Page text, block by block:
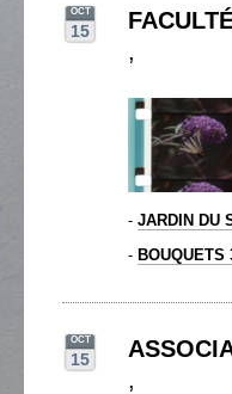
OCT
15
,
- JARDIN DU
- BOUQUETS
OCT
15
,